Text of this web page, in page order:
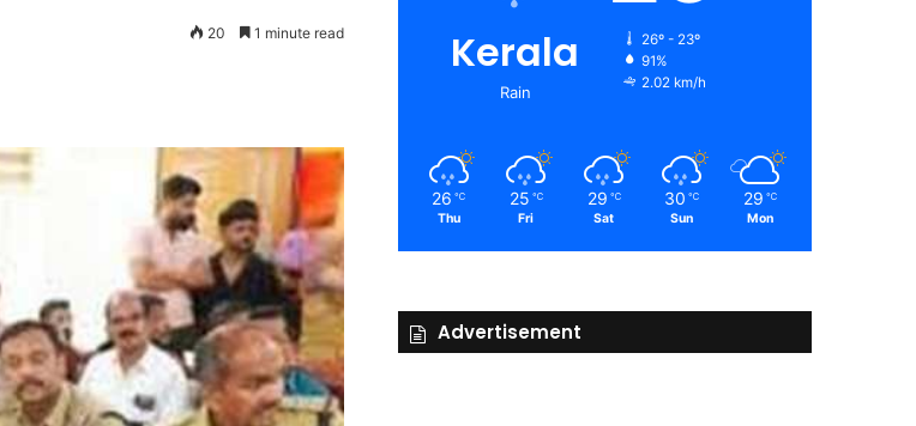
20 1 minute read Kerala
Rain
26º - 23º
91%
2.02 km/h
26 ℃
Thu
25 ℃
Fri
29 ℃
Sat
30 ℃
Sun
29 ℃
Mon
Advertisement